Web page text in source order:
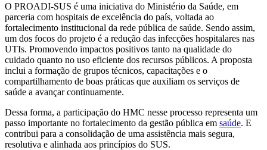
O PROADI-SUS é uma iniciativa do Ministério da Saúde, em
parceria com hospitais de excelência do país, voltada ao
fortalecimento institucional da rede pública de saúde. Sendo assim,
um dos focos do projeto é a redução das infecções hospitalares nas
UTIs. Promovendo impactos positivos tanto na qualidade do
cuidado quanto no uso eficiente dos recursos públicos. A proposta
inclui a formação de grupos técnicos, capacitações e o
compartilhamento de boas práticas que auxiliam os serviços de
saúde a avançar continuamente.
Dessa forma, a participação do HMC nesse processo representa um
passo importante no fortalecimento da gestão pública em saúde. E
contribui para a consolidação de uma assistência mais segura,
resolutiva e alinhada aos princípios do SUS.